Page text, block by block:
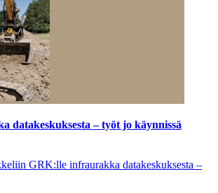
datakeskuksesta – työt jo käynnissä
GRK:lle infraurakka datakeskuksesta –